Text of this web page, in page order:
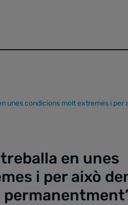
unes condicions molt extremes i
en unes
i per això